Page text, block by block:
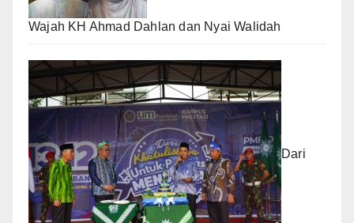
Wajah KH Ahmad Dahlan dan Nyai Walidah
Dari